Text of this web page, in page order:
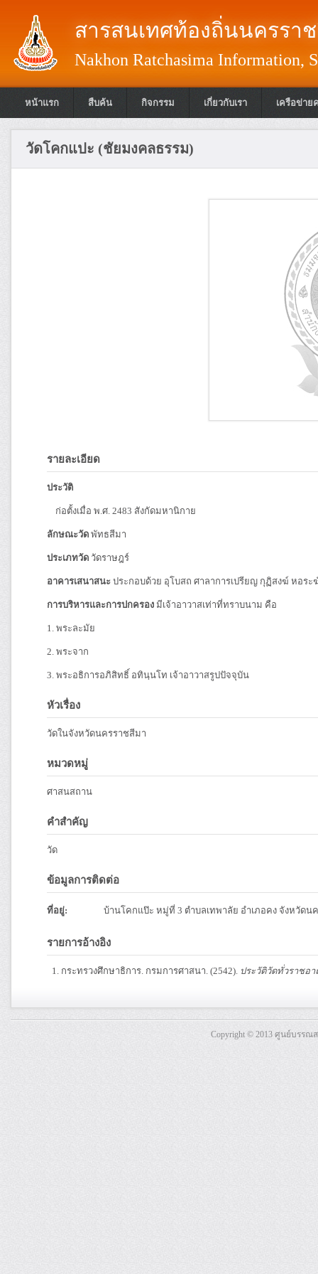
สารสนเทศท้องถิ่นนครรา
Nakhon Ratchasima Information,
หน้าแรก สืบค้น กิจกรรม เกี่ยวกับเรา เครือข่าย
วัดโคกแปะ (ชัยมงคลธรรม)
รายละเอียด
ประวัติ
ก่อตั้งเมื่อ พ.ศ. 2483 สังกัดมหานิกาย
ลักษณะวัด พัทธสีมา
ประเภทวัด วัดราษฎร์
อาคารเสนาสนะ ประกอบด้วย อุโบสถ ศาลาการเปรียญ กุฏิสงฆ์ หอร
การบริหารและการปกครอง มีเจ้าอาวาสเท่าที่ทราบนาม คือ
1. พระละมัย
2. พระจาก
3. พระอธิการอภิสิทธิ์ อทินฺนโท เจ้าอาวาสรูปปัจจุบัน
หัวเรื่อง
วัดในจังหวัดนครราชสีมา
หมวดหมู่
ศาสนสถาน
คำสำคัญ
วัด
ข้อมูลการติดต่อ
ที่อยู่: บ้านโคกแป๊ะ หมู่ที่ 3 ตำบลเทพาลัย อำเภอคง จังหวัดน
รายการอ้างอิง
กระทรวงศึกษาธิการ. กรมการศาสนา. (2542). ประวัติวัดทั่วราชอ
Copyright © 2013 ศูนย์บรร